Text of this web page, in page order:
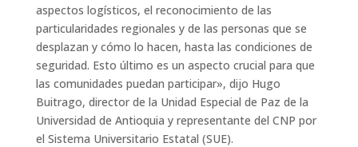
aspectos logísticos, el reconocimiento de las
particularidades regionales y de las personas que se
desplazan y cómo lo hacen, hasta las condiciones de
seguridad. Esto último es un aspecto crucial para que
las comunidades puedan participar», dijo Hugo
Buitrago, director de la Unidad Especial de Paz de la
Universidad de Antioquia y representante del CNP por
el Sistema Universitario Estatal (SUE).